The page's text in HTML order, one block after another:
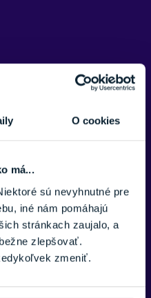
O cookies
má...
sú nevyhnutné pre
iné nám pomáhajú
stránkach zaujalo, a
zlepšovať.
zmeniť.
viac
informácii? Sme tu